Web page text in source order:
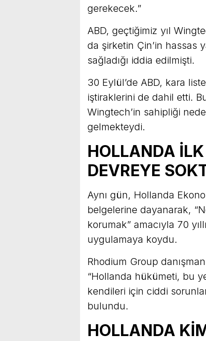
gerekecek.”
ABD, geçtiğimiz yıl
da şirketin Çin’in hassas
sağladığı iddia edilmişti.
30 Eylül’de ABD, kara
iştiraklerini de dahil etti.
Wingtech’in sahipliği
gelmekteydi.
HOLLANDA
DEVREYE
Aynı gün, Hollanda
belgelerine dayanarak,
korumak” amacıyla 70
uygulamaya koydu.
Rhodium Group
“Hollanda hükümeti, bu
kendileri için ciddi
bulundu.
HOLLANDA